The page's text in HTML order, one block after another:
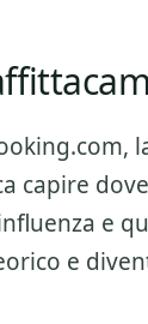
,
capire
e
e